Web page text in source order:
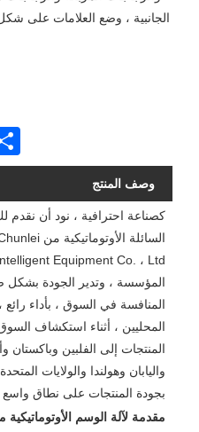
الجانبية ، وضع العلامات على
وصف المنتج
كصناعة احترافية ، نود أن
المؤسسة ، وتدير الجودة
المنافسة في السوق ، بأداء رائع
المحليين ، أثناء استكشاف
المنتجات إلى الفلبين وباكستان
واليابان وهولندا والولايات
بجودة المنتجات على نطاق واسع
مقدمة لآلة الوسم الأوتوماتيكية